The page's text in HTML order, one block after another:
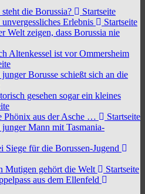
die Borussia?
Startseite
Erlebnis
Startseite
Welt zeigen, dass Borussia nie
Altenkessel ist vor Ommersheim
Borusse schießt sich an die
gesehen sogar ein kleines
Phönix aus der Asche …
Startseite
Mann mit Tasmania-
Siege für die Borussen-Jugend
Mutigen gehört die Welt
Startseite
aus dem Ellenfeld